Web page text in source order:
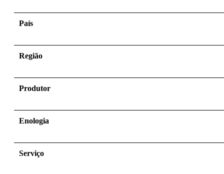
País
Região
Produtor
Enologia
Serviço